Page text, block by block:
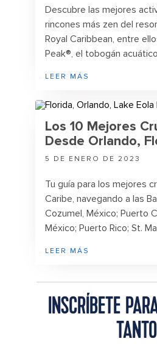
Descubre las mejores
rincones más zen del
Royal Caribbean, entre
Peak®, el tobogán
cabañas flotantes privadas.
LEER MÁS
Los 10 Mejores
Desde Orlando,
5 DE ENERO DE 2023
Tu guía para los mejores
Caribe, navegando a las
Cozumel, México; Puerto
México; Puerto Rico; St.
LEER MÁS
INSCRÍBETE
TANTO